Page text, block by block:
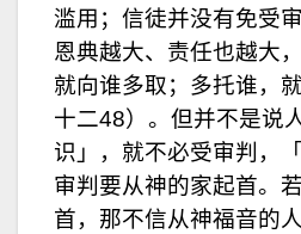
滥用；信徒并没有免受
恩典越大、责任也越大
就向谁多取；多托谁，
十二48）。但并不是说
识」，就不必受审判，
审判要从神的家起首。
首，那不信从神福音的